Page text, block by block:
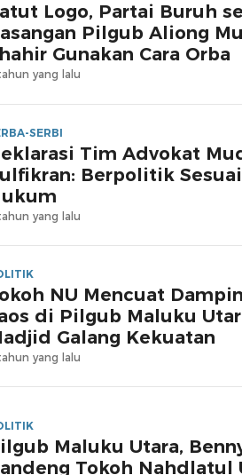
Logo, Partai Buruh
Pilgub Aliong
Gunakan Cara Orba
yang lalu
SERBI
Tim Advokat
Berpolitik
yang lalu
NU Mencuat
di Pilgub Maluku
Galang Kekuatan
yang lalu
Maluku Utara,
Tokoh Nahdlatul